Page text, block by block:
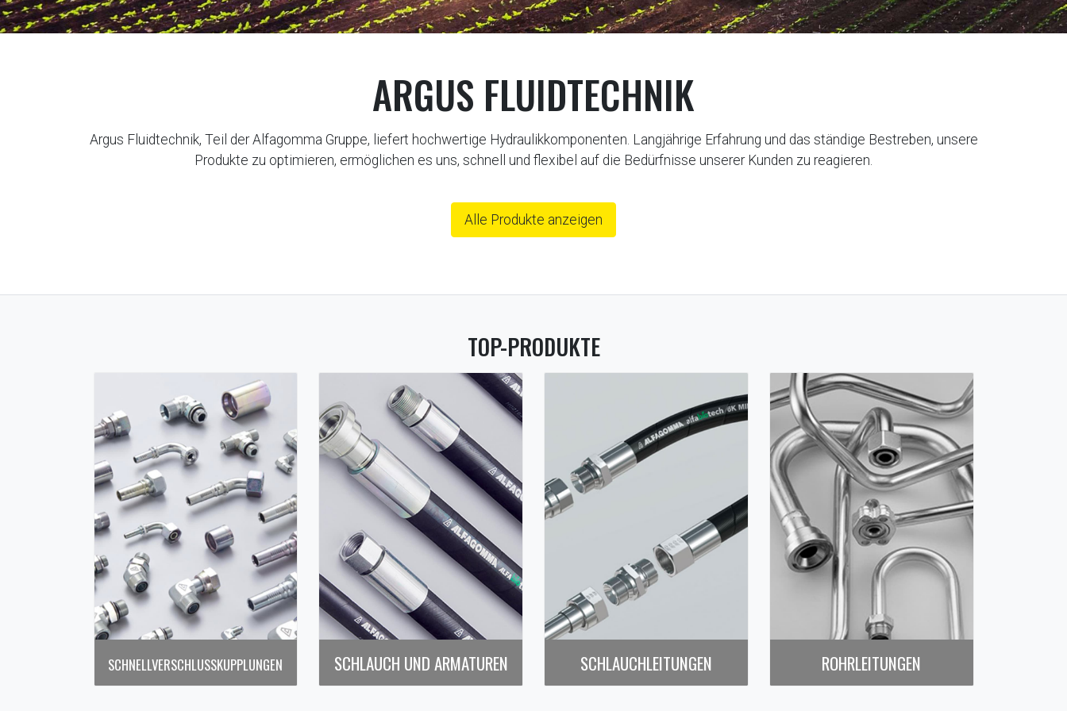
ARGUS FLUIDTECHNIK
Argus Fluidtechnik, Teil der Alfagomma Gruppe, liefert hochwertige Hydraulikkomponenten. Langjährige Erfahrung und das ständige Bestreben, unsere
Produkte zu optimieren, ermöglichen es uns, schnell und flexibel auf die Bedürfnisse unserer Kunden zu reagieren.
Alle Produkte anzeigen
TOP-PRODUKTE
SCHNELLVERSCHLUSSKUPPLUNGEN SCHLAUCH UND ARMATUREN SCHLAUCHLEITUNGEN ROHRLEITUNGEN